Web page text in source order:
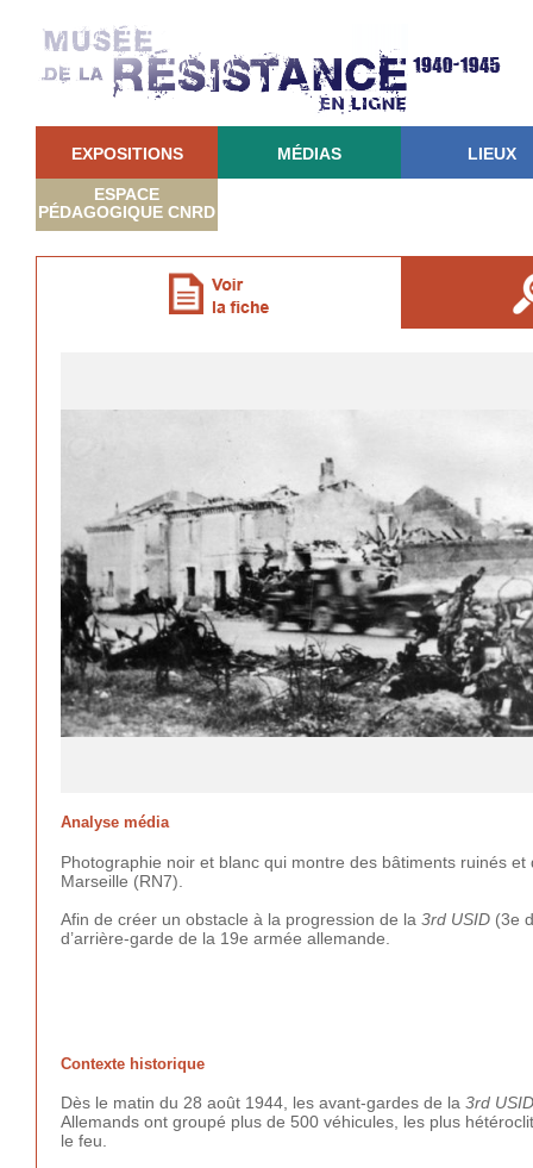
EXPOSITIONS MÉDIAS LIEUX
ESPACE
PÉDAGOGIQUE CNRD
Analyse média
Photographie noir et blanc qui montre des bâtiments ruinés
Marseille (RN7).
Afin de créer un obstacle à la progression de la 3rd USID (3e
d’arrière-garde de la 19e armée allemande.
Contexte historique
Dès le matin du 28 août 1944, les avant-gardes de la 3rd USID
Allemands ont groupé plus de 500 véhicules, les plus
le feu.